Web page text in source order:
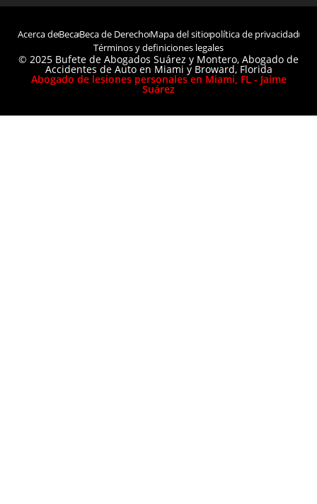
Acerca deBecaBeca de DerechoMapa del sitiopolítica de privacidad
Términos y definiciones legales
© 2025 Bufete de Abogados Suárez y Montero, Abogado de
Accidentes de Auto en Miami y Broward, Florida
Abogado de lesiones personales en Miami, FL - Jaime
Suárez